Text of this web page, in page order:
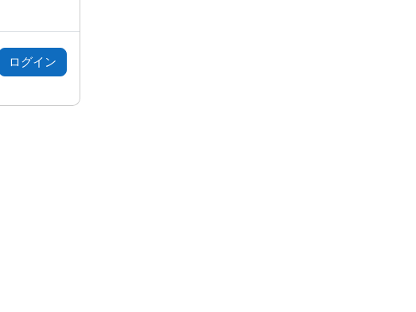
ログイン